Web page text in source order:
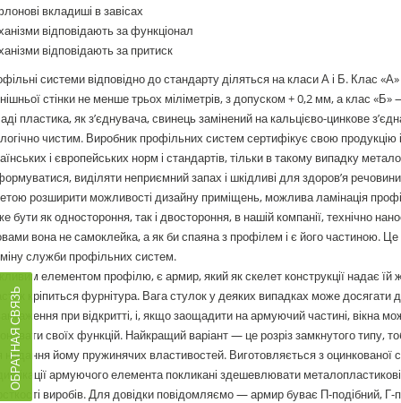
вкладиші в завісах
відповідають за функціонал
відповідають за притиск
системи відповідно до стандарту діляться на класи А і Б. Клас
стінки не менше трьох міліметрів, з допуском + 0,2 мм, а клас
пластика, як з’єднувача, свинець замінений на кальцієво-цинкове
чистим. Виробник профільних систем сертифікує свою продукцію
і європейських норм і стандартів, тільки в такому випадку
виділяти неприємний запах і шкідливі для здоров’я
розширити можливості дизайну приміщень, можлива ламінація
бути як одностороння, так і двостороння, в нашій компанії, технічно
вона не самоклейка, а як би спаяна з профілем і є його частиною. Це
служби профільних систем.
елементом профілю, є армир, який як скелет конструкції надає їй
кріпиться фурнітура. Вага стулок у деяких випадках може досягати
при відкритті, і, якщо заощадити на армуючий частині, вікна
своїх функцій. Найкращий варіант — це розріз замкнутого типу,
надання йому пружинячих властивостей. Виготовляється з оцинкованої
армуючого елемента покликані здешевлювати
виробів. Для довідки повідомляємо — армир буває П-подібний,
ОБРАТНАЯ СВЯЗЬ